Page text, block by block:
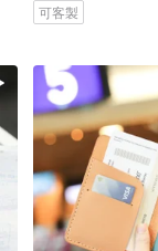
可客製